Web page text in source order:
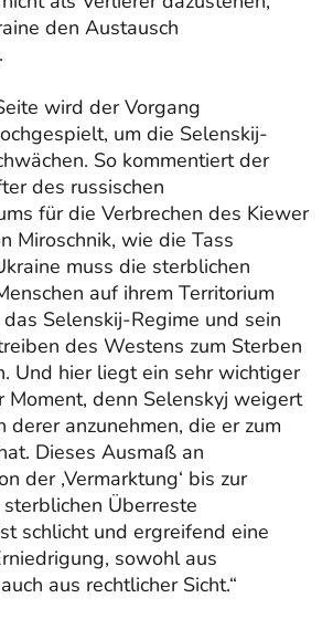
den Austausch
wird der Vorgang
um die Selenskij-
So kommentiert der
des russischen
für die Verbrechen des Kiewer
Miroschnik, wie die Tass
muss die sterblichen
auf ihrem Territorium
Selenskij-Regime und sein
des Westens zum Sterben
Und hier liegt ein sehr wichtiger
Moment, denn Selenskyj weigert
derer anzunehmen, die er zum
Dieses Ausmaß an
der ‚Vermarktung‘ bis zur
Überreste
schlicht und ergreifend eine
sowohl aus
aus rechtlicher Sicht.“